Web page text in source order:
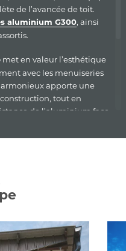
de l’avancée de toit.
aluminium G300, ainsi
met en valeur l’esthétique
avec les menuiseries
apporte une
tout en
de l’aluminium face